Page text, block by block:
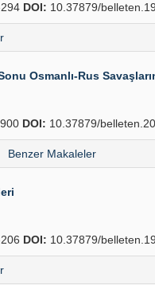
DOI: 10.37879/
Osmanlı-Rus
DOI: 10.37879/
Benzer Makaleler
DOI: 10.37879/